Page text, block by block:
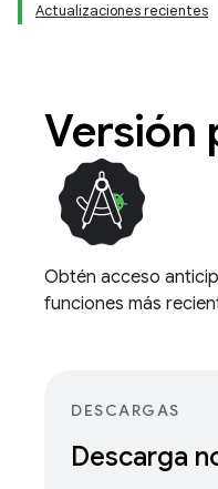
Actualizaciones recientes
Versión
Obtén acceso
funciones más
DESCARGAS
Descarga